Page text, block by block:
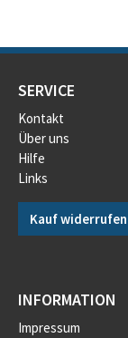
SERVICE
Kontakt
Über uns
Hilfe
Links
Kauf widerrufen
INFORMATION
Impressum